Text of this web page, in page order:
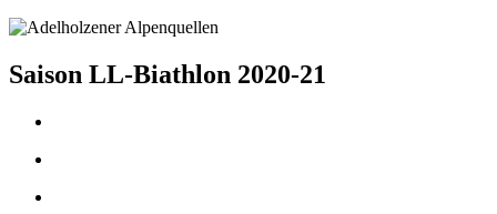
Saison LL-Biathlon 2020-21